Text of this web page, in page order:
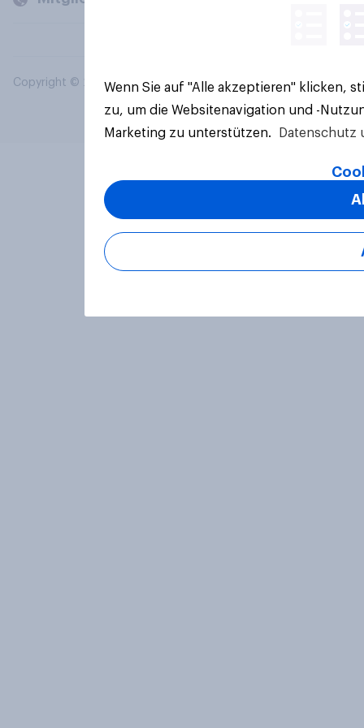
Copyright © 2026 YouGov PLC. Alle Rechte vorbehalten.
Wenn Sie auf "Alle akzeptieren" klicken,
zu, um die Websitenavigation und -
Marketing zu unterstützen.
Datenschutz